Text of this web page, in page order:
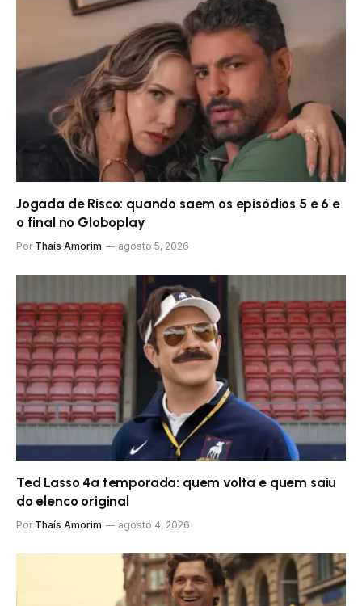
Jogada de Risco: quando saem os episódios 5 e 6 e
o final no Globoplay
Por Thaís Amorim agosto 5, 2026
Ted Lasso 4ª temporada: quem volta e quem saiu
do elenco original
Por Thaís Amorim agosto 4, 2026